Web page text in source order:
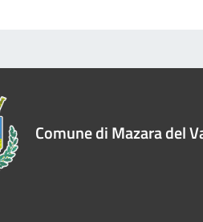
Comune di Mazara del